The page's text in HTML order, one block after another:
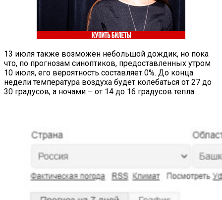
13 июля также возможен небольшой дождик, но пока
что, по прогнозам синоптиков, предоставленных утром
10 июля, его вероятность составляет 0%. До конца
недели температура воздуха будет колебаться от 27 до
30 градусов, а ночами – от 14 до 16 градусов тепла.